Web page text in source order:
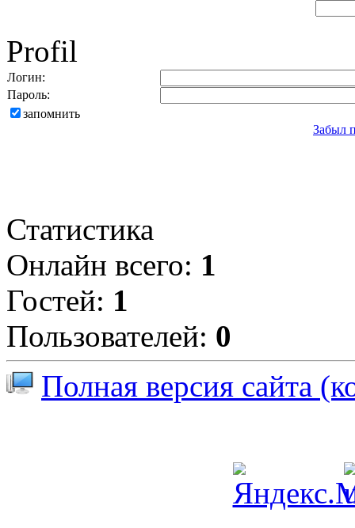
Profil
Логин:
Пароль:
запомнить
Забыл
Статистика
Онлайн всего: 1
Гостей: 1
Пользователей: 0
Полная версия сайта